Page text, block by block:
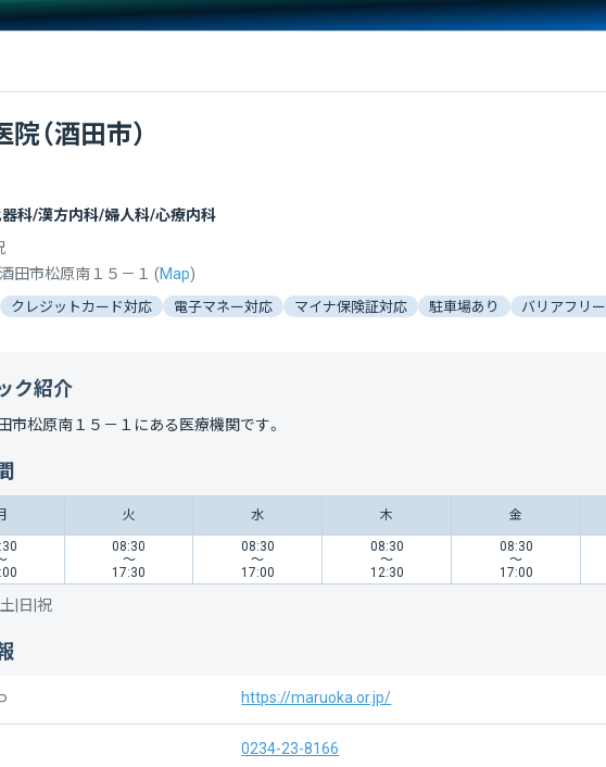
（酒田市）
科/漢方内科/婦人科/心療内科
田市松原南１５－１ (Map)
クレジットカード対応 電子マネー対応 マイナ保険証対応 駐車場あり バリアフリー
ク紹介
市松原南１５－１ にある医療機関です。
火 水 木 金
08:30
〜
17:30
08:30
〜
17:00
08:30
〜
12:30
08:30
〜
17:00
土|日|祝
https://maruoka.or.jp/
0234-23-8166